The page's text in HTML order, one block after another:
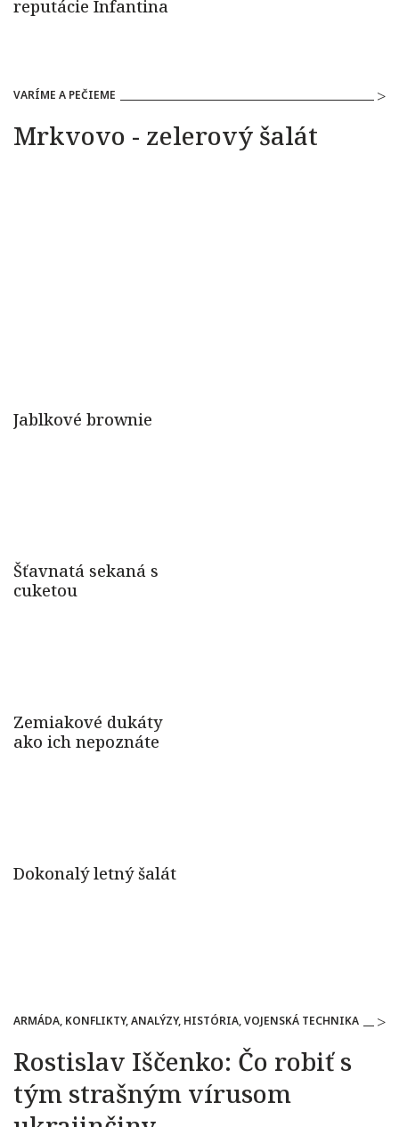
VARÍME A PEČIEME
ARMÁDA, KONFLIKTY, ANALÝZY, HISTÓRIA, VOJENSKÁ TECHNIKA